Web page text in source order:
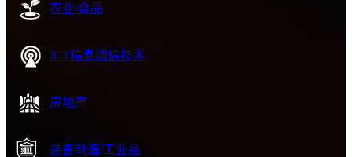
农业/食品
ICT信息通信技术
房地产
装备制造/工业品